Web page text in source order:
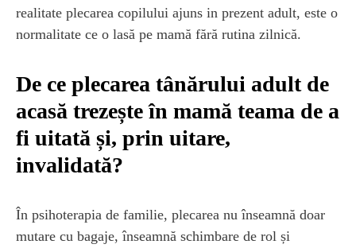
realitate plecarea copilului ajuns in prezent adult, este o
normalitate ce o lasă pe mamă fără rutina zilnică.
De ce plecarea tânărului adult de
acasă trezește în mamă teama de a
fi uitată și, prin uitare,
invalidată?
În psihoterapia de familie, plecarea nu înseamnă doar
mutare cu bagaje, înseamnă schimbare de rol și